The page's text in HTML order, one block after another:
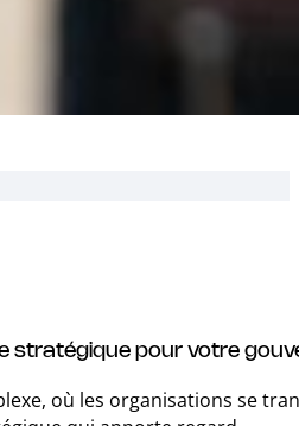
stratégique pour votre
où les organisations se